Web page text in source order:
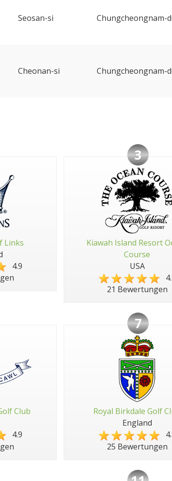
Seosan-si Chungcheongnam-
Cheonan-si Chungcheongnam-
Links
4.9
3
Kiawah Island Resort
Course
USA
21 Bewertungen
Club
4.9
7
Royal Birkdale Golf
England
25 Bewertungen